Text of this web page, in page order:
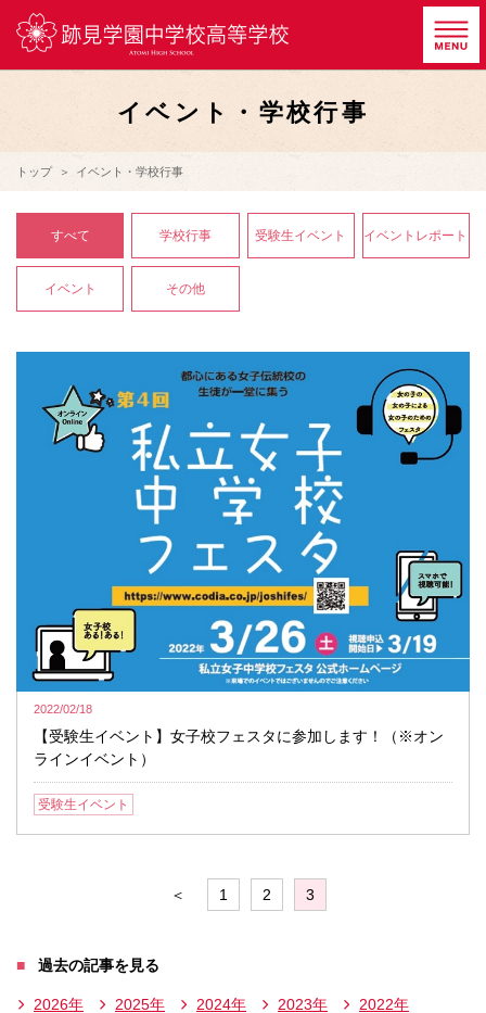
イベント・学校行事
トップ イベント・学校行事
すべて 学校行事 受験生イベント イベントレポート
イベント その他
2022/02/18
【受験生イベント】女子校フェスタに参加します！（※オン
ラインイベント）
受験生イベント
＜ 1 2 3
過去の記事を見る
2026年 2025年 2024年 2023年
2022年